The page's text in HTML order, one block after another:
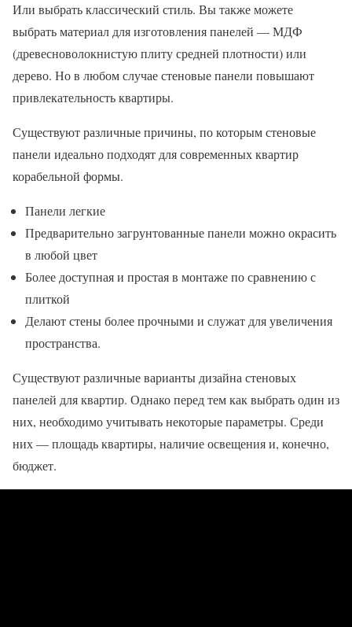
Или выбрать классический стиль. Вы также можете
выбрать материал для изготовления панелей — МДФ
(древесноволокнистую плиту средней плотности) или
дерево. Но в любом случае стеновые панели повышают
привлекательность квартиры.
Существуют различные причины, по которым стеновые
панели идеально подходят для современных квартир
корабельной формы.
Панели легкие
Предварительно загрунтованные панели можно окрасить
в любой цвет
Более доступная и простая в монтаже по сравнению с
плиткой
Делают стены более прочными и служат для увеличения
пространства.
Существуют различные варианты дизайна стеновых
панелей для квартир. Однако перед тем как выбрать один из
них, необходимо учитывать некоторые параметры. Среди
них — площадь квартиры, наличие освещения и, конечно,
бюджет.